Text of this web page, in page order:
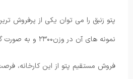
پتو زنبق را می توان یکی از پرفروش
نمونه های آن در وزن۲۳۰۰ و به صورت گل برجسته می باشد.
فروش مستقیم پتو از این کارخانه،